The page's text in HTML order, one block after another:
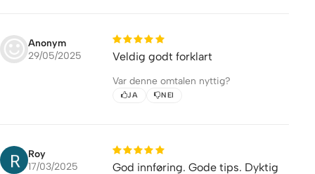
Anonym
29/05/2025
Veldig godt forklart
Var denne omtalen nyttig?
JA NEI
Roy
17/03/2025
God innføring. Gode tips. Dyktig